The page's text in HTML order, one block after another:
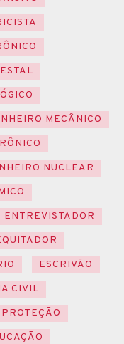
MECÂNICO
NUCLEAR
ENTREVISTADOR
ESCRIVÃO
CIVIL